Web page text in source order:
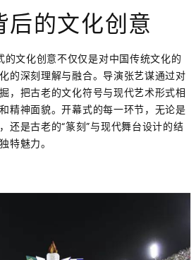
后的文化创意
文化创意不仅仅是对中国传统文化的
的深刻理解与融合。导演张艺谋通过对
，把古老的文化符号与现代艺术形式相
精神面貌。开幕式的每一环节，无论是
还是古老的“篆刻”与现代舞台设计的结
特魅力。